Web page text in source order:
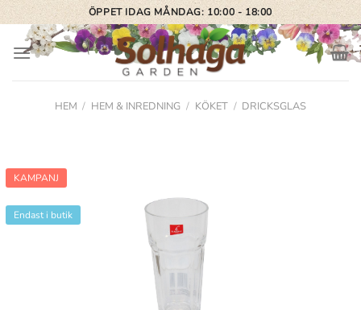
Skip
to
content
ÖPPET IDAG MÅNDAG: 10:00 - 18:00
HEM / HEM & INREDNING / KÖKET / DRICKSGLAS
KAMPANJ
Endast i butik